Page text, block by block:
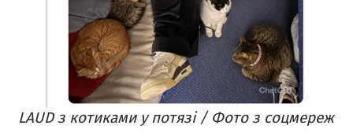
LAUD з котиками у потязі / Фото з соцмереж